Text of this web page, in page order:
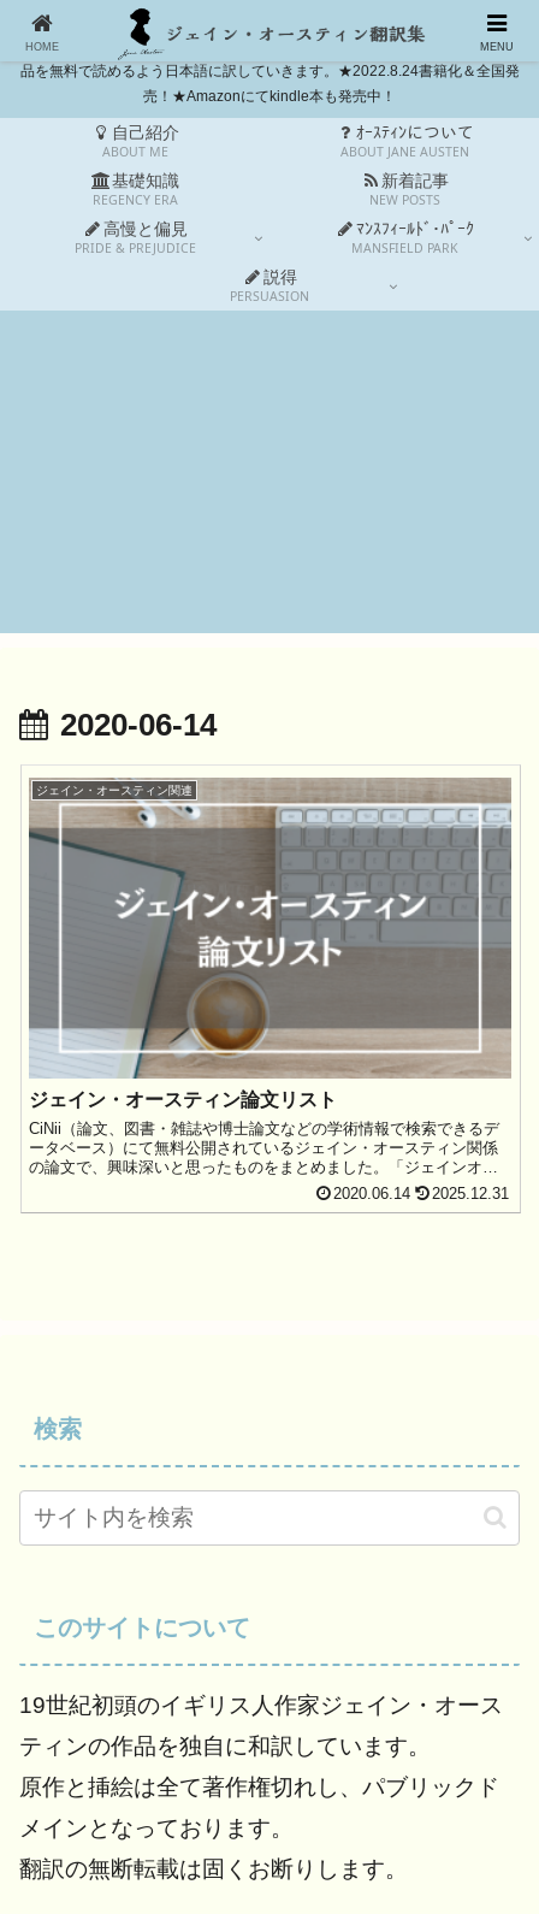
独自和訳に挑戦。高慢と偏見とマンスフィールド・パークは完訳しました。今
も世界中で愛されるイギリス人作家ジェイン・オースティン(1775-1817)の作
品を無料で読めるよう日本語に訳していきます。★2022.8.24書籍化＆全国発
売！★Amazonにてkindle本も発売中！
自己紹介
ABOUT ME
ｵｰｽﾃｨﾝについて
ABOUT JANE AUSTEN
基礎知識
REGENCY ERA
新着記事
NEW POSTS
高慢と偏見
PRIDE & PREJUDICE
ﾏﾝｽﾌｨｰﾙﾄﾞ･ﾊﾟｰｸ
MANSFIELD PARK
説得
PERSUASION
2020-06-14
ジェイン・オースティン関連
ジェイン・オースティン論文リスト
CiNii（論文、図書・雑誌や博士論文などの学術情報で検索できるデ
ータベース）にて無料公開されているジェイン・オースティン関係
の論文で、興味深いと思ったものをまとめました。「ジェインオー
2020.06.14 2025.12.31
検索
このサイトについて
19世紀初頭のイギリス人作家ジェイン・オース
ティンの作品を独自に和訳しています。
原作と挿絵は全て著作権切れし、パブリックド
メインとなっております。
翻訳の無断転載は固くお断りします。
HOME MENU